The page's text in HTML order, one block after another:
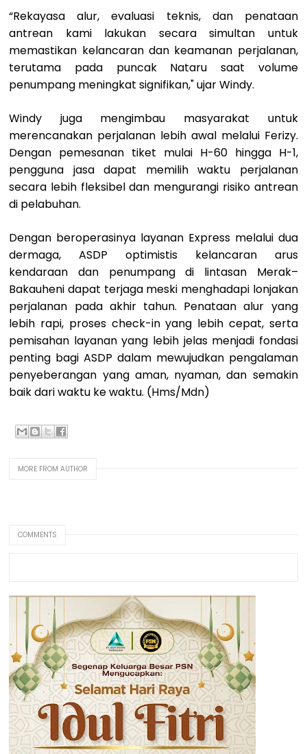
“Rekayasa alur, evaluasi teknis, dan penataan
antrean kami lakukan secara simultan untuk
memastikan kelancaran dan keamanan perjalanan,
terutama pada puncak Nataru saat volume
penumpang meningkat signifikan," ujar Windy.
Windy juga mengimbau masyarakat untuk
merencanakan perjalanan lebih awal melalui Ferizy.
Dengan pemesanan tiket mulai H-60 hingga H-1,
pengguna jasa dapat memilih waktu perjalanan
secara lebih fleksibel dan mengurangi risiko antrean
di pelabuhan.
Dengan beroperasinya layanan Express melalui dua
dermaga, ASDP optimistis kelancaran arus
kendaraan dan penumpang di lintasan Merak–
Bakauheni dapat terjaga meski menghadapi lonjakan
perjalanan pada akhir tahun. Penataan alur yang
lebih rapi, proses check-in yang lebih cepat, serta
pemisahan layanan yang lebih jelas menjadi fondasi
penting bagi ASDP dalam mewujudkan pengalaman
penyeberangan yang aman, nyaman, dan semakin
baik dari waktu ke waktu. (Hms/Mdn)
MORE FROM AUTHOR
COMMENTS